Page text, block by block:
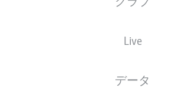
Live
データ